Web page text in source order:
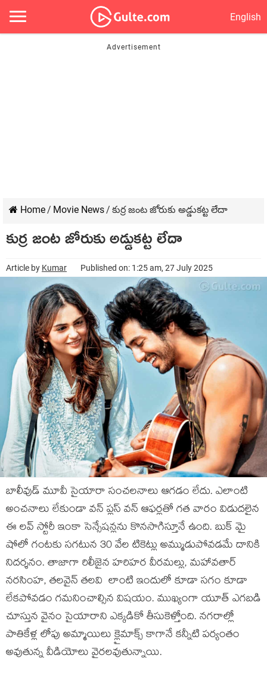
English
Home/ Movie News/ కుర్ర జంట జోరుకు అడ్డుకట్ట లేదా
కుర్ర జంట జోరుకు అడ్డుకట్ట లేదా
Article by Kumar Published on: 1:25 am, 27 July 2025
బాలీవుడ్ మూవీ సైయారా సంచలనాలు ఆగడం లేదు. ఎలాంటి
అంచనాలు లేకుండా వన్ ప్లస్ వన్ ఆఫర్లతో గత వారం విడుదలైన
ఈ లవ్ స్టోరీ ఇంకా సెన్సేషన్లను కొనసాగిస్తూనే ఉంది. బుక్ మై
షోలో గంటకు సగటున 30 వేల టికెట్లు అమ్ముడుపోవడమే దానికి
నిదర్శనం. తాజాగా రిలీజైన హరిహర వీరమల్లు, మహావతార్
నరసింహ, తలవైన్ తలవి లాంటి ఇందులో కూడా సగం కూడా
లేకపోవడం గమనించాల్సిన విషయం. ముఖ్యంగా యూత్ ఎగబడి
చూస్తున వైనం సైయారాని ఎక్కడికో తీసుకెళ్తోంది. నగరాల్లో
పాతికేళ్ల లోపు అమ్మాయిలు క్లైమాక్స్ కాగానే కన్నీటి పర్యంతం
అవుతున్న వీడియోలు వైరలవుతున్నాయి.